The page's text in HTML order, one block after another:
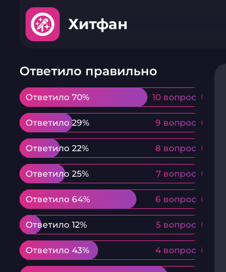
Хитфан
Ответило правильно
Ответило 70% 10 вопрос
Ответило 70% 10 вопрос
Ответило 29% 9 вопрос
Ответило 29% 9 вопрос
Ответило 22% 8 вопрос
Ответило 22% 8 вопрос
Ответило 25% 7 вопрос
Ответило 25% 7 вопрос
Ответило 64% 6 вопрос
Ответило 64% 6 вопрос
Ответило 12% 5 вопрос
Ответило 12% 5 вопрос
Ответило 43% 4 вопрос
Ответило 43% 4 вопрос